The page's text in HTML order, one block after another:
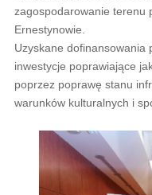
zagospodarowanie terenu
Ernestynowie.
Uzyskane dofinansowania
inwestycje poprawiające
poprzez poprawę stanu
warunków kulturalnych i